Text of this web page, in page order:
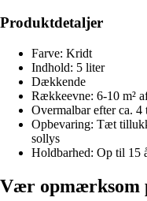
Produktdetaljer
Farve: Kridt
Indhold: 5 liter
Dækkende
Rækkeevne: 6-10 m²
Overmalbar efter ca. 4
Opbevaring: Tæt
sollys
Holdbarhed: Op til 15
Vær opmærksom